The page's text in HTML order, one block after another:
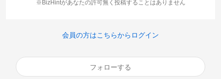
※BizHintがあなたの許可無く投稿することはありません
会員の方はこちらからログイン
フォローする